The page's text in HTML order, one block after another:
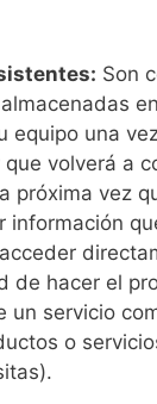
Son
equipo una
que volverá a
próxima vez
información
de hacer el
un servicio
o